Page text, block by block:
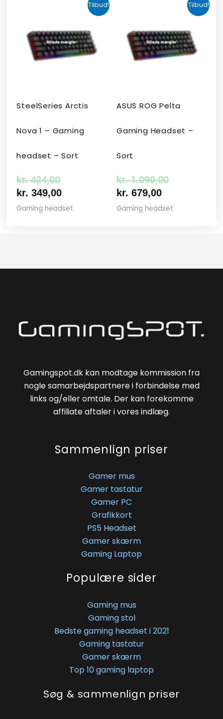
Tilbud!
SteelSeries Arctis
Nova 1 – Gaming
headset – Sort
kr.424,00
oprindelige
pris
var:
kr. 424,00.
kr. 349,00
aktuelle
pris
er:
kr. 349,00.
Gaming headset
Tilbud!
ASUS ROG Pelta
Gaming Headset –
Sort
kr.1.090,00
oprindelige
pris
var:
kr.
kr. 679,00
aktuelle
pris
er:
kr. 679,00.
Gaming headset
Gamingspot.dk kan modtage kommission fra
nogle samarbejdspartnere i forbindelse med
links og/eller omtale. Der kan forekomme
affiliate aftaler i vores indlæg.
Sammenlign priser
Gamer mus
Gamer tastatur
Gamer PC
Grafikkort
PS5 Headset
Gamer skærm
Gaming Laptop
Populære sider
Gaming mus
Gaming stol
Bedste gaming headset i 2021
Gaming tastatur
Gamer skærm
Top 10 gaming laptop
Søg & sammenlign priser